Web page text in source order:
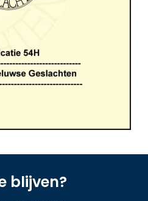
blijven?